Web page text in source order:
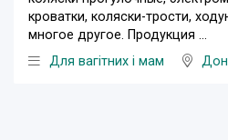
кроватки, коляски-трости,
многое другое. Продукция ...
Для вагітних і мам